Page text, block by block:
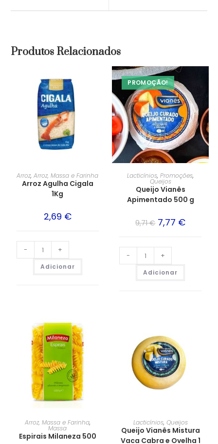
Produtos Relacionados
Arroz,Arroz, Massa e Farinha
Arroz Agulha Cigala
1Kg
2,69 €
- +
Adicionar
PROMOÇÃO!
Lacticínios,Promoções,
Queijos
Queijo Vianês
Apimentado 500 g
9,71€ 7,77 €
- +
Adicionar
Arroz, Massa e Farinha,
Massa
Espirais Milaneza 500
Lacticínios, Queijos
Queijo Vianês Mistura
Vaca Cabra e Ovelha 1